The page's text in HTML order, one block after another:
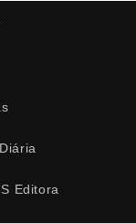
Editora